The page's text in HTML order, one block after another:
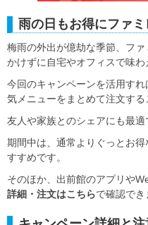
雨の日もお得にファ
梅雨の外出が億劫な季節、フ
かけずに自宅やオフィスで味わ
今回のキャンペーンを活用す
気メニューをまとめて注文する
友人や家族とのシェアにも最適
期間中は、通常よりぐっとお
すすめです。
そのほか、出前館のアプリや
詳細・注文はこちらで確認でき